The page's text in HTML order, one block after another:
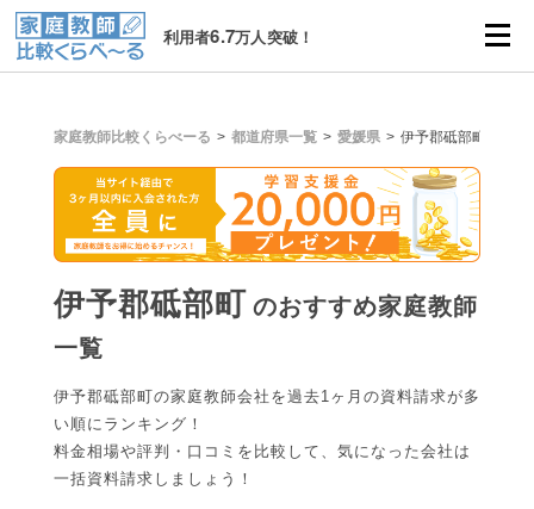
利用者6.7万人突破！
家庭教師比較くらべーる 都道府県一覧 愛媛県 伊予郡砥部町
伊予郡砥部町 のおすすめ家庭教師
一覧
伊予郡砥部町の家庭教師会社を過去1ヶ月の資料請求が多
い順にランキング！
料金相場や評判・口コミを比較して、気になった会社は
一括資料請求しましょう！